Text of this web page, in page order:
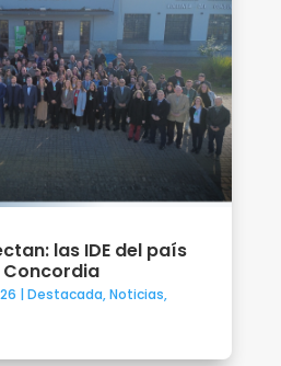
las IDE del país
Concordia
| Destacada,Noticias,